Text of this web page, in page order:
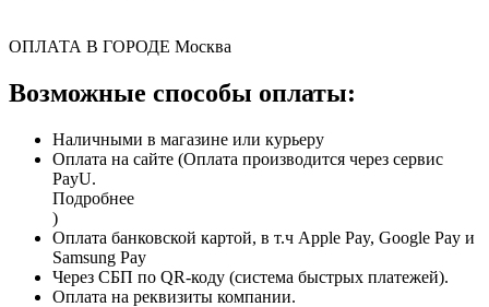
ОПЛАТА В ГОРОДЕ Москва
Возможные способы оплаты:
Наличными в магазине или курьеру
Оплата на сайте (Оплата производится через сервис
PayU.
Подробнее
)
Оплата банковской картой, в т.ч Apple Pay, Google Pay и
Samsung Pay
Через СБП по QR-коду (система быстрых платежей).
Оплата на реквизиты компании.